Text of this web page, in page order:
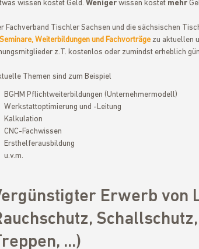
wissen kostet Geld. Wenigerwissen kostet mehr
Fachverband Tischler Sachsen und die sächsischen
Weiterbildungen und Fachvorträgezu aktuellen
z.T. kostenlos oder zumindst erheblich
Themen sind zum Beispiel
BGHM Pflichtweiterbildungen (Unternehmermodell)
Werkstattoptimierung und -Leitung
Kalkulation
CNC-Fachwissen
Ersthelferausbildung
u.v.m.
Erwerb von
...)